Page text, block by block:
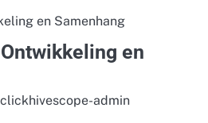
en Samenhang
en
clickhivescope-admin